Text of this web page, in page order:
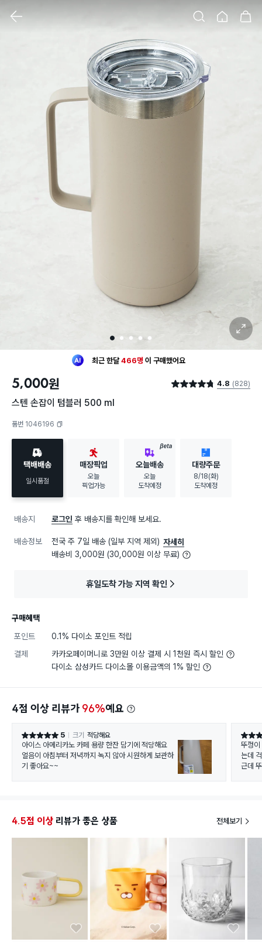
1 2 3 4 5
확대 보기
최근 한달466명 이 구매했어요
구매했어요
5,000원 별점 4.8점 4.8 (828)
스텐 손잡이 텀블러 500 ml
품번 1046196
택배배송
일시품절
매장픽업
오늘
픽업가능
BETA
오늘배송
오늘
도착예정
대량주문
8/18(화)
도착예정
배송지 로그인 후 배송지를 확인해 보세요.
배송정보 전국 주 7일 배송 (일부 지역 제외) 자세히
배송비 3,000원 (30,000원 이상 무료)
휴일도착 가능 지역 확인
구매혜택
포인트
0.1% 다이소 포인트 적립
결제
카카오페이머니로 3만원 이상 결제 시 1천원 즉시 할인
다이소 삼성카드 다이소몰 이용금액의 1% 할인
4점 이상 리뷰가 96%예요
별점 5점 5 크기 적당해요
아이스 아메리카노 카페 용량 한잔 담기에 적당해요
얼음이 아침부터 저녁까지 녹지 않아 시원하게 보관하
기 좋아요~~
별점 4
뚜껑이
는데
근데
4.5점 이상 리뷰가 좋은 상품 전체보기